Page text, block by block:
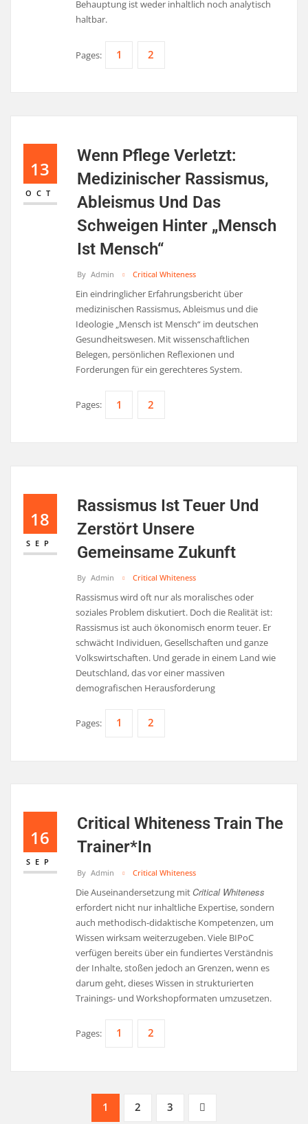
Behauptung ist weder inhaltlich noch analytisch
haltbar.
Pages: 1 2
13
OCT
Wenn Pflege Verletzt:
Medizinischer Rassismus,
Ableismus Und Das
Schweigen Hinter „Mensch
Ist Mensch“
By Admin Critical Whiteness
Ein eindringlicher Erfahrungsbericht über
medizinischen Rassismus, Ableismus und die
Ideologie „Mensch ist Mensch“ im deutschen
Gesundheitswesen. Mit wissenschaftlichen
Belegen, persönlichen Reflexionen und
Forderungen für ein gerechteres System.
Pages: 1 2
18
SEP
Rassismus Ist Teuer Und
Zerstört Unsere
Gemeinsame Zukunft
By Admin Critical Whiteness
Rassismus wird oft nur als moralisches oder
soziales Problem diskutiert. Doch die Realität ist:
Rassismus ist auch ökonomisch enorm teuer. Er
schwächt Individuen, Gesellschaften und ganze
Volkswirtschaften. Und gerade in einem Land wie
Deutschland, das vor einer massiven
demografischen Herausforderung
Pages: 1 2
16
SEP
Critical Whiteness Train The
Trainer*in
By Admin Critical Whiteness
Die Auseinandersetzung mit Critical Whiteness
erfordert nicht nur inhaltliche Expertise, sondern
auch methodisch-didaktische Kompetenzen, um
Wissen wirksam weiterzugeben. Viele BIPoC
verfügen bereits über ein fundiertes Verständnis
der Inhalte, stoßen jedoch an Grenzen, wenn es
darum geht, dieses Wissen in strukturierten
Trainings- und Workshopformaten umzusetzen.
Pages: 1 2
1 2 3